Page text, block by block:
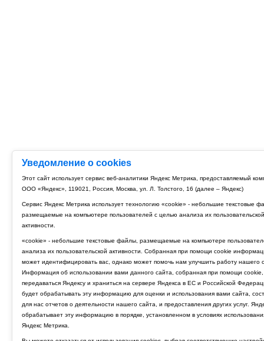
Уведомление о cookies
Этот сайт использует сервис веб-аналитики Яндекс Метрика, предоставляемый
ООО «Яндекс», 119021, Россия, Москва, ул. Л. Толстого, 16 (далее – Яндекс)
Сервис Яндекс Метрика использует технологию «cookie» - небольшие текстовые
размещаемые на компьютере пользователей с целью анализа их пользовательской
активности.
«cookie» - небольшие текстовые файлы, размещаемые на компьютере
анализа их пользовательской активности. Собранная при помощи cookie
может идентифицировать вас, однако может помочь нам улучшить работу нашего
Информация об использовании вами данного сайта, собранная при помощи cookie,
передаваться Яндексу и храниться на сервере Яндекса в ЕС и Российской
будет обрабатывать эту информацию для оценки и использования вами сайта,
для нас отчетов о деятельности нашего сайта, и предоставления других услуг.
обрабатывает эту информацию в порядке, установленном в условиях
Яндекс Метрика.